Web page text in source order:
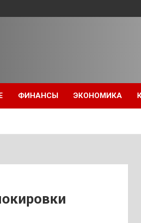
ФИНАНСЫ ЭКОНОМИКА